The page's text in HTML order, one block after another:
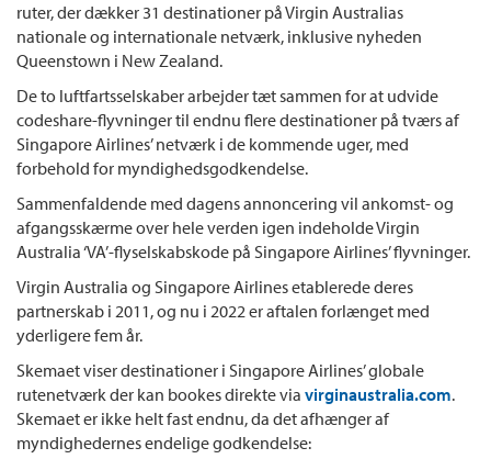
ruter, der dækker 31 destinationer på Virgin Australias
nationale og internationale netværk, inklusive nyheden ​​
Queenstown i New Zealand.
De to luftfartsselskaber arbejder tæt sammen for at udvide
codeshare-flyvninger til endnu flere destinationer på tværs af
Singapore Airlines’ netværk i de kommende uger, med
forbehold for myndighedsgodkendelse.
Sammenfaldende med dagens annoncering vil ankomst- og
afgangsskærme over hele verden igen indeholde Virgin
Australia ‘VA’-flyselskabskode på Singapore Airlines’ flyvninger.
Virgin Australia og Singapore Airlines etablerede deres
partnerskab i 2011, og nu i 2022 er aftalen forlænget med
yderligere fem år.
Skemaet viser destinationer i Singapore Airlines’ globale
rutenetværk der kan bookes direkte via virginaustralia.com.
Skemaet er ikke helt fast endnu, da det afhænger af
myndighedernes endelige godkendelse: